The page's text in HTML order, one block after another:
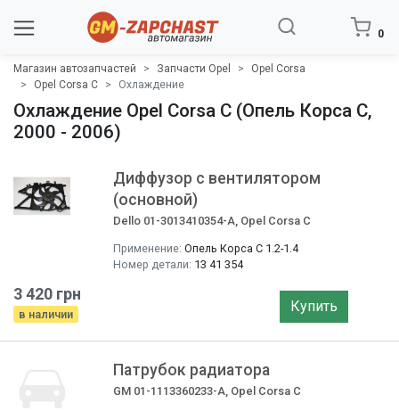
0
Магазин автозапчастей Запчасти Opel
Opel Corsa
Opel Corsa C
Охлаждение
Охлаждение Opel Corsa C (Опель Корса C,
2000 - 2006)
Диффузор с вентилятором
(основной)
Dello 01-3013410354-A, Opel Corsa C
Применение: Опель Корса C 1.2-1.4
Номер детали: 13 41 354
3 420 грн
в наличии Купить
Патрубок радиатора
GM 01-1113360233-A, Opel Corsa C